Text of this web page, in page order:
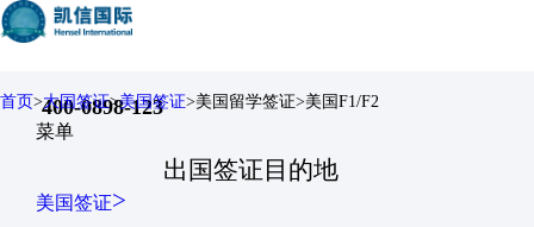
400-0898-123
菜单
首页>大国签证>美国签证>美国留学签证>美国F1/F2
出国签证目的地
美国签证>